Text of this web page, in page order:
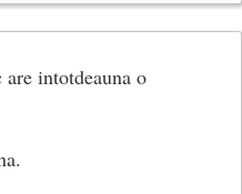
intotdeauna o